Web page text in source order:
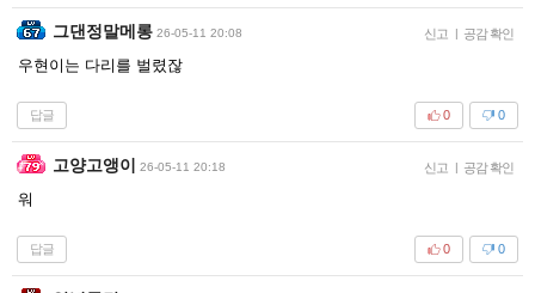
그댄정말메롱 26-05-11 20:08 신고 | 공감 확인
우현이는 다리를 벌렸잖
답글 0
0
고양고앵이 26-05-11 20:18 신고 | 공감 확인
워
답글 0
0